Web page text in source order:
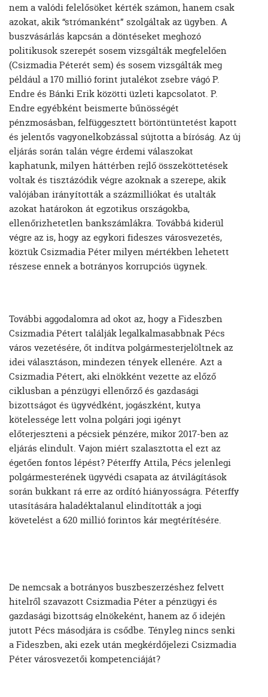
nem a valódi felelősöket kérték számon, hanem csak
azokat, akik “strómanként” szolgáltak az ügyben. A
buszvásárlás kapcsán a döntéseket meghozó
politikusok szerepét sosem vizsgálták megfelelően
(Csizmadia Péterét sem) és sosem vizsgálták meg
például a 170 millió forint jutalékot zsebre vágó P.
Endre és Bánki Erik közötti üzleti kapcsolatot. P.
Endre egyébként beismerte bűnösségét
pénzmosásban, felfüggesztett börtöntüntetést kapott
és jelentős vagyonelkobzással sújtotta a bíróság. Az új
eljárás során talán végre érdemi válaszokat
kaphatunk, milyen háttérben rejlő összeköttetések
voltak és tisztázódik végre azoknak a szerepe, akik
valójában irányították a százmilliókat és utalták
azokat határokon át egzotikus országokba,
ellenőrizhetetlen bankszámlákra. Továbbá kiderül
végre az is, hogy az egykori fideszes városvezetés,
köztük Csizmadia Péter milyen mértékben lehetett
részese ennek a botrányos korrupciós ügynek.
További aggodalomra ad okot az, hogy a Fideszben
Csizmadia Pétert találják legalkalmasabbnak Pécs
város vezetésére, őt indítva polgármesterjelöltnek az
idei választáson, mindezen tények ellenére. Azt a
Csizmadia Pétert, aki elnökként vezette az előző
ciklusban a pénzügyi ellenőrző és gazdasági
bizottságot és ügyvédként, jogászként, kutya
kötelessége lett volna polgári jogi igényt
előterjeszteni a pécsiek pénzére, mikor 2017-ben az
eljárás elindult. Vajon miért szalasztotta el ezt az
égetően fontos lépést? Péterffy Attila, Pécs jelenlegi
polgármesterének ügyvédi csapata az átvilágítások
során bukkant rá erre az ordító hiányosságra. Péterffy
utasítására haladéktalanul elindították a jogi
követelést a 620 millió forintos kár megtérítésére.
De nemcsak a botrányos buszbeszerzéshez felvett
hitelről szavazott Csizmadia Péter a pénzügyi és
gazdasági bizottság elnökeként, hanem az ő idején
jutott Pécs másodjára is csődbe. Tényleg nincs senki
a Fideszben, aki ezek után megkérdőjelezi Csizmadia
Péter városvezetői kompetenciáját?